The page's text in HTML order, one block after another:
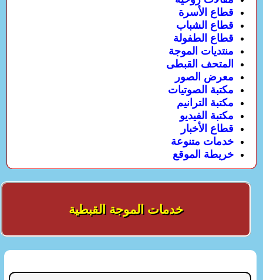
قطاع الأسرة
قطاع الشباب
قطاع الطفولة
منتديات الموجة
المتحف القبطى
معرض الصور
مكتبة الصوتيات
مكتبة الترانيم
مكتبة الفيديو
قطاع الأخبار
خدمات متنوعة
خريطة الموقع
خدمات الموجة القبطية